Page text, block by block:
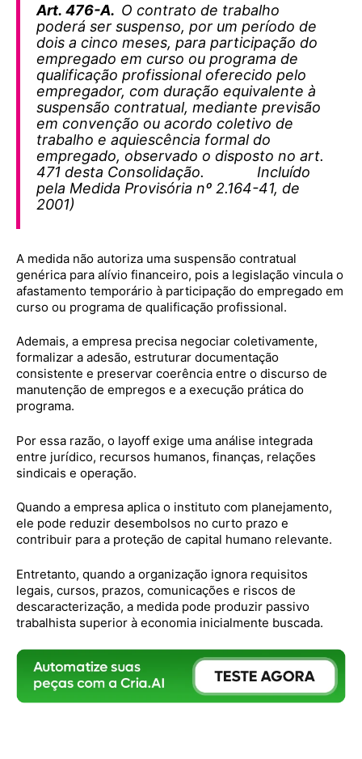
Art. 476-A. O contrato de trabalho
poderá ser suspenso, por um período de
dois a cinco meses, para participação do
empregado em curso ou programa de
qualificação profissional oferecido pelo
empregador, com duração equivalente à
suspensão contratual, mediante previsão
em convenção ou acordo coletivo de
trabalho e aquiescência formal do
empregado, observado o disposto no art.
471 desta Consolidação. Incluído
pela Medida Provisória nº 2.164-41, de
2001)
A medida não autoriza uma suspensão contratual
genérica para alívio financeiro, pois a legislação vincula o
afastamento temporário à participação do empregado em
curso ou programa de qualificação profissional.
Ademais, a empresa precisa negociar coletivamente,
formalizar a adesão, estruturar documentação
consistente e preservar coerência entre o discurso de
manutenção de empregos e a execução prática do
programa.
Por essa razão, o layoff exige uma análise integrada
entre jurídico, recursos humanos, finanças, relações
sindicais e operação.
Quando a empresa aplica o instituto com planejamento,
ele pode reduzir desembolsos no curto prazo e
contribuir para a proteção de capital humano relevante.
Entretanto, quando a organização ignora requisitos
legais, cursos, prazos, comunicações e riscos de
descaracterização, a medida pode produzir passivo
trabalhista superior à economia inicialmente buscada.